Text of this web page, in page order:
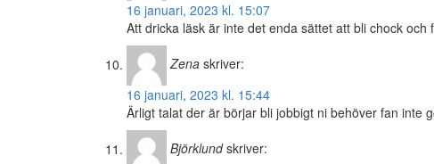
16 januari, 2023 kl. 15:07
Att dricka läsk är inte det enda sättet att bli chock
Zena skriver:
16 januari, 2023 kl. 15:44
Ärligt talat der är börjar bli jobbigt ni behöver fan inte
Björklund skriver: